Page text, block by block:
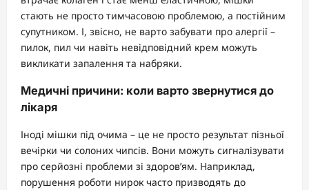
стають не просто тимчасовою проблемою, а постійним
супутником. І, звісно, не варто забувати про алергії –
пилок, пил чи навіть невідповідний крем можуть
викликати запалення та набряки.
Медичні причини: коли варто звернутися до
лікаря
Іноді мішки під очима – це не просто результат пізньої
вечірки чи солоних чипсів. Вони можуть сигналізувати
про серйозні проблеми зі здоров’ям. Наприклад,
порушення роботи нирок часто призводять до